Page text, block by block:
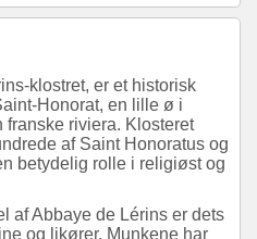
klostret, er et historisk
Honorat, en lille ø i
franske riviera. Klosteret
af Saint Honoratus og
betydelig rolle i religiøst og
af Abbaye de Lérins er dets
og likører. Munkene har